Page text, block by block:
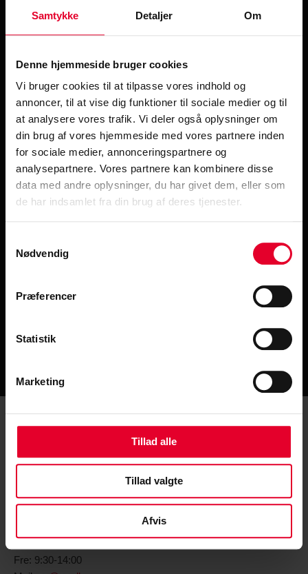
Samtykke Detaljer Om
Denne hjemmeside bruger cookies
Vi bruger cookies til at tilpasse vores indhold og
annoncer, til at vise dig funktioner til sociale medier og til
at analysere vores trafik. Vi deler også oplysninger om
din brug af vores hjemmeside med vores partnere inden
for sociale medier, annonceringspartnere og
analysepartnere. Vores partnere kan kombinere disse
data med andre oplysninger, du har givet dem, eller som
de har indsamlet fra din brug af deres tjenester.
Nødvendig
Præferencer
Statistik
Marketing
Tillad alle
Tillad valgte
Afvis
Har du spørgsmål?
Kontakt
Telefon: 33 85 41 41
Email: post@cspension.dk
Telefontid
kl. 09 – 11.30
kl. 09:30 – 11.30
Kontakt CS
Fre: 9:30-14:00